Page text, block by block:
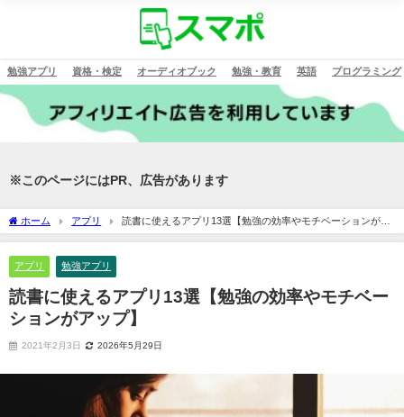
勉強アプリ 資格・検定 オーディオブック 勉強・教育 英語 プログラミング
※このページにはPR、広告があります
ホーム アプリ
読書に使えるアプリ13選【勉強の効率やモチベーションがア
ップ】
アプリ 勉強アプリ
読書に使えるアプリ13選【勉強の効率やモチベー
ションがアップ】
2021年2月3日 2026年5月29日